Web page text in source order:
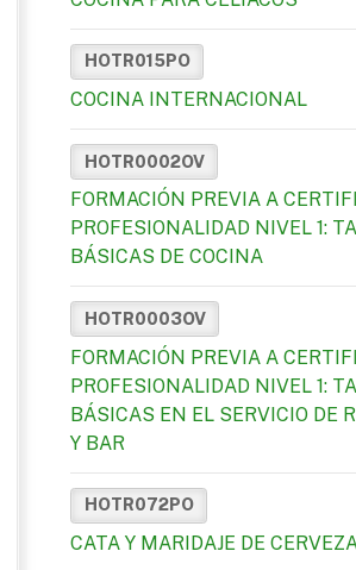
HOTR015PO
COCINA INTERNACIONAL
HOTR0002OV
FORMACIÓN PREVIA A
PROFESIONALIDAD NIVEL 1:
BÁSICAS DE COCINA
HOTR0003OV
FORMACIÓN PREVIA A
PROFESIONALIDAD NIVEL 1:
BÁSICAS EN EL SERVICIO DE
Y BAR
HOTR072PO
CATA Y MARIDAJE DE